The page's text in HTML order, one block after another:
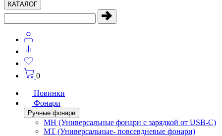
КАТАЛОГ
0
Новинки
Фонари
Ручные фонари
MH (Универсальные фонари с зарядкой от USB-C)
MT (Универсальные- повсевдневые фонари)